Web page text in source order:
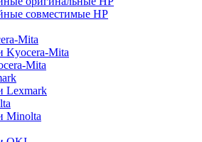
совместимые HP
Mita
Kyocera-Mita
Mita
Lexmark
Minolta